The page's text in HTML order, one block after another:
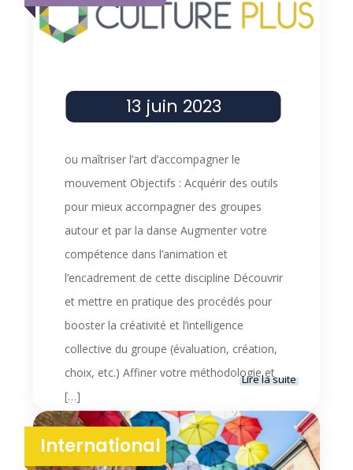
13 juin 2023
13 juin 2023-20 juin 2023
Moonwalk, animer la danse
ou maîtriser l’art d’accompagner le
mouvement Objectifs : Acquérir des outils
pour mieux accompagner des groupes
autour et par la danse Augmenter votre
compétence dans l’animation et
l’encadrement de cette discipline Découvrir
et mettre en pratique des procédés pour
booster la créativité et l’intelligence
collective du groupe (évaluation, création,
choix, etc.) Affiner votre méthodologie et
[…]
Lire la suite
International